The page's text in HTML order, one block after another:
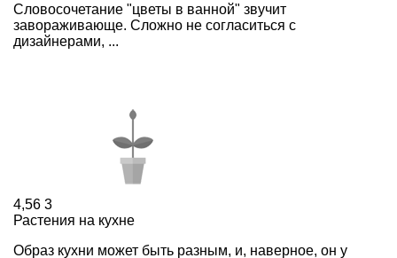
Словосочетание "цветы в ванной" звучит
завораживающе. Сложно не согласиться с
дизайнерами, ...
4,56 3
Растения на кухне
Образ кухни может быть разным, и, наверное, он у